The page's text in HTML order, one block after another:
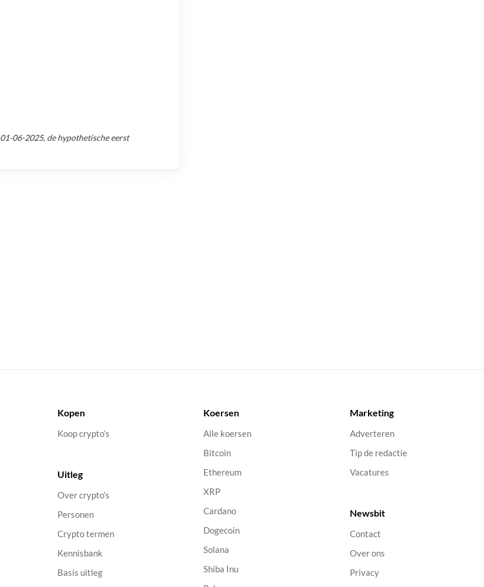
01-06-2025, de hypothetische eerst
Kopen
Koop crypto’s
Uitleg
Over crypto’s
Personen
Crypto termen
Kennisbank
Basis uitleg
Koersen
Alle koersen
Bitcoin
Ethereum
XRP
Cardano
Dogecoin
Solana
Shiba Inu
Marketing
Adverteren
Tip de redactie
Vacatures
Newsbit
Contact
Over ons
Privacy